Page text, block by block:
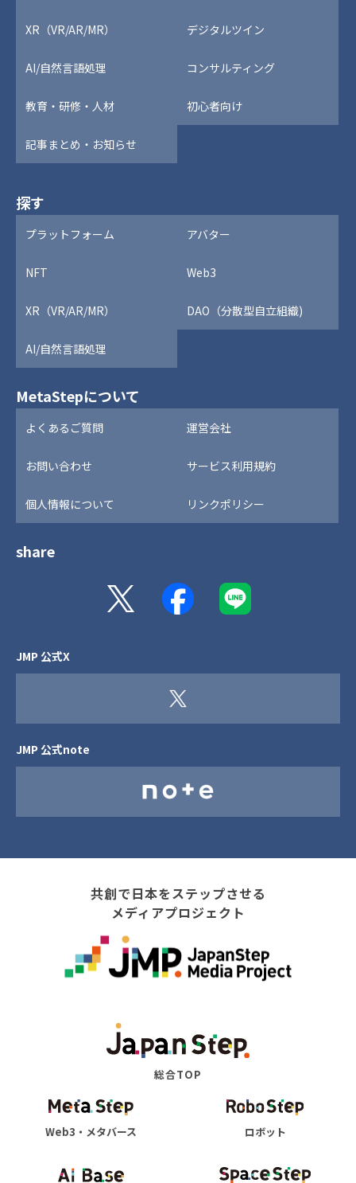
XR（VR/AR/MR） デジタルツイン
AI/自然言語処理 コンサルティング
教育・研修・人材 初心者向け
記事まとめ・お知らせ
探す
プラットフォーム アバター
NFT Web3
XR（VR/AR/MR） DAO（分散型自立組織)
AI/自然言語処理
MetaStepについて
よくあるご質問 運営会社
お問い合わせ サービス利用規約
個人情報について リンクポリシー
share
JMP 公式X
JMP 公式note
共創で日本をステップさせる
メディアプロジェクト
総合TOP
Web3・メタバース ロボット